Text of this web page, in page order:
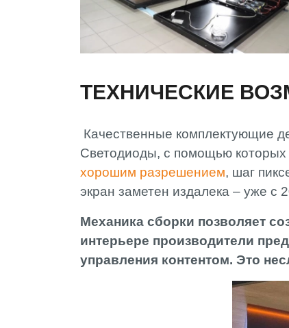
ТЕХНИЧЕСКИЕ
Качественные комплектующие
Светодиоды, с помощью которых
хорошим разрешением, шаг
экран заметен издалека – уже с
Механика сборки позволяет
интерьере производители
управления контентом. Это